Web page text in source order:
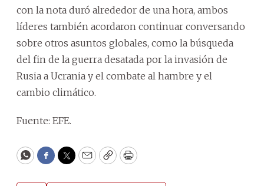
con la nota duró alrededor de una hora, ambos
líderes también acordaron continuar conversando
sobre otros asuntos globales, como la búsqueda
del fin de la guerra desatada por la invasión de
Rusia a Ucrania y el combate al hambre y el
cambio climático.
Fuente: EFE.
WhatsApp
Facebook
Twitter
EmailCopyPrint